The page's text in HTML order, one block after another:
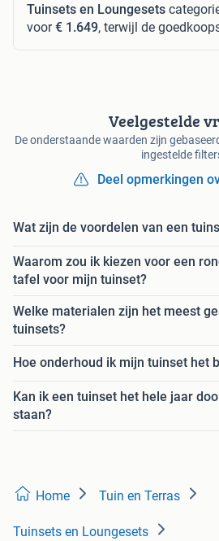
Tuinsets en Loungesets
voor€ 1.649, terwijl de
Veelgestelde
De onderstaande waarden zijn
ingestelde
Deel opmerkingen
Wat zijn de voordelen van een
Waarom zou ik kiezen voor een
tafel voor mijn tuinset?
Welke materialen zijn het meest
tuinsets?
Hoe onderhoud ik mijn tuinset het
Kan ik een tuinset het hele jaar
staan?
Home Tuin en Terras
Tuinsets en Loungesets